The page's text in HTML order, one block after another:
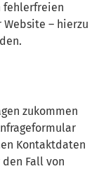
fehlerfreien
– hierzu
zukommen
Kontaktdaten
Fall von